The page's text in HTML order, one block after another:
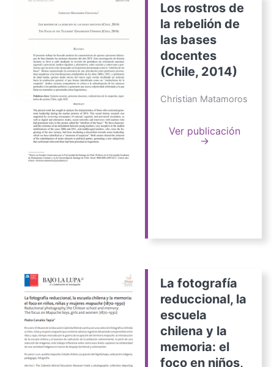
Los rostros de
la rebelión de
las bases
docentes
(Chile, 2014)
Christian Matamoros
Ver publicación
→
La fotografía
reduccional, la
escuela
chilena y la
memoria: el
foco en niños,